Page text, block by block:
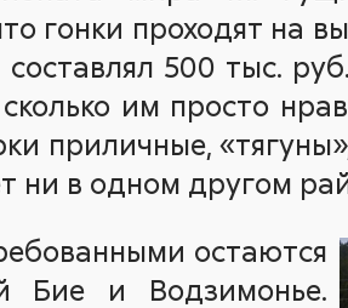
гонки проходят на
500 тыс.
им просто
приличные,
ни в одном другом
остаются
Бие и Водзимонье.